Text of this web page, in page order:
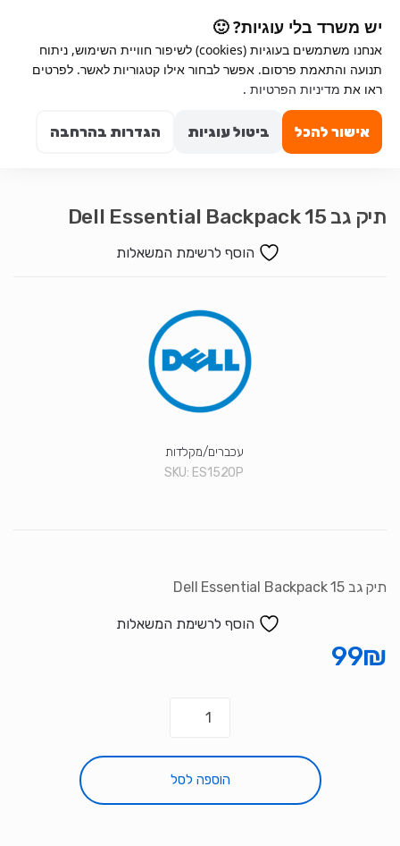
יש משרד בלי עוגיות? 🙂
אנחנו משתמשים בעוגיות (cookies) לשיפור חוויית השימוש, ניתוח
תנועה והתאמת פרסום. אפשר לבחור אילו קטגוריות לאשר. לפרטים
ראו את מדיניות הפרטיות .
אישור להכל ביטול עוגיות הגדרות בהרחבה
navigation
content
Search for:
תיק גב Dell Essential Backpack 15
הוסף לרשימת המשאלות
עכברים/מקלדות
SKU: ES1520P
תיק גב Dell Essential Backpack 15
הוסף לרשימת המשאלות
99₪
תיק
גב
הוספה לסל